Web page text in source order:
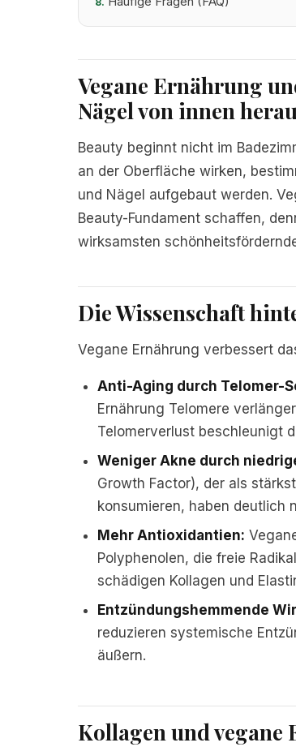
Vegane Ernährung
Nägel von innen
Beauty beginnt nicht im
an der Oberfläche wirken,
und Nägel aufgebaut werden.
Beauty-Fundament schaffen,
wirksamsten
Die Wissenschaft
Vegane Ernährung verbessert
Anti-Aging durch Telomer-
Ernährung Telomere
Telomerverlust beschleunigt
Weniger Akne durch
Growth Factor), der als
konsumieren, haben deutlich
Mehr Antioxidantien:
Polyphenolen, die freie
schädigen Kollagen und
Entzündungshemmende
reduzieren systemische
äußern.
Kollagen und